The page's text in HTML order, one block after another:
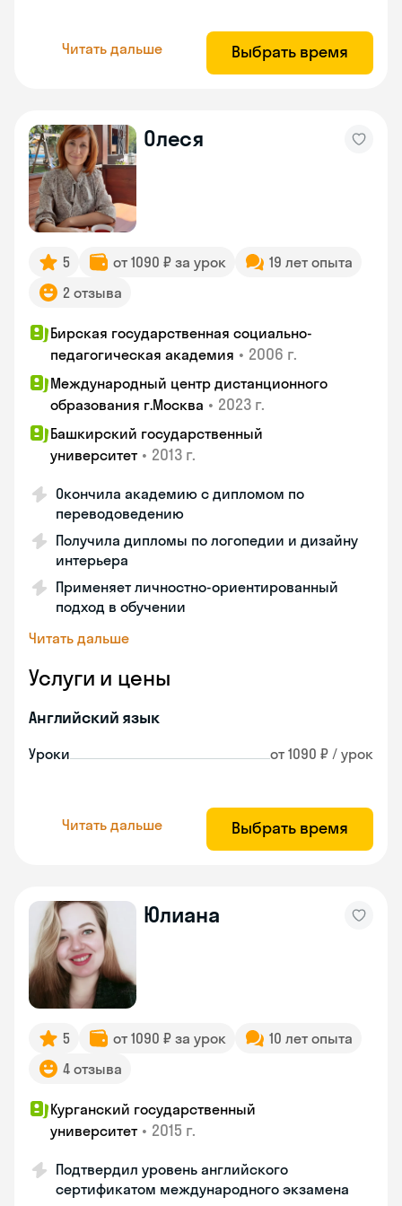
Читать дальше Выбрать время
Олеся
5 от 1090 ₽ за урок
19 лет опыта
2 отзыва
Бирская государственная социально-
педагогическая академия • 2006 г.
Международный центр дистанционного
образования г.Москва • 2023 г.
Башкирский государственный
университет • 2013 г.
Окончила академию с дипломом по
переводоведению
Получила дипломы по логопедии и дизайну
интерьера
Применяет личностно-ориентированный
подход в обучении
Читать дальше
Услуги и цены
Английский язык
Уроки от 1090 ₽ / урок
Читать дальше Выбрать время
Юлиана
5 от 1090 ₽ за урок
10 лет опыта
4 отзыва
Курганский государственный
университет • 2015 г.
Подтвердил уровень английского
сертификатом международного экзамена